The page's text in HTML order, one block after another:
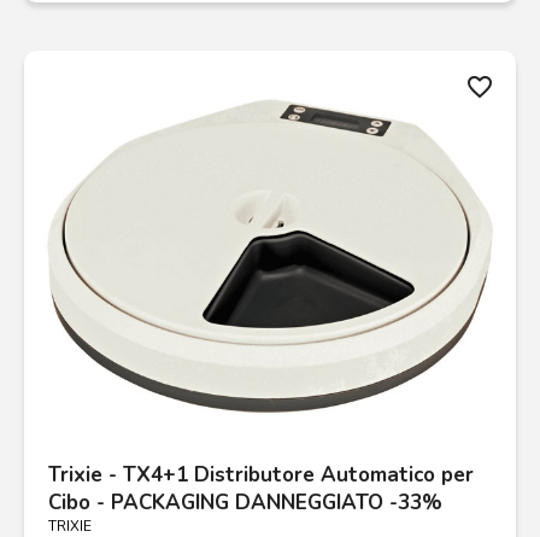
favorite_border
Trixie - TX4+1 Distributore Automatico per
Cibo - PACKAGING DANNEGGIATO -33%
TRIXIE